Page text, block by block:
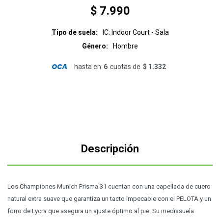
$ 7.990
Tipo de suela
IC: Indoor Court - Sala
Género
Hombre
hasta en 6 cuotas de $ 1.332
Descripción
Los Championes Munich Prisma 31 cuentan con una capellada de cuero
natural extra suave que garantiza un tacto impecable con el PELOTA y un
forro de Lycra que asegura un ajuste óptimo al pie. Su mediasuela